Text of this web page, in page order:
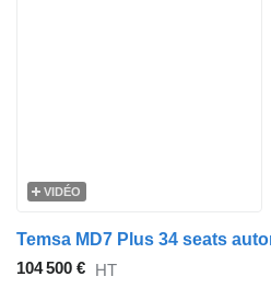
VIDÉO
Temsa MD7 Plus 34 seats
104 500 € HT